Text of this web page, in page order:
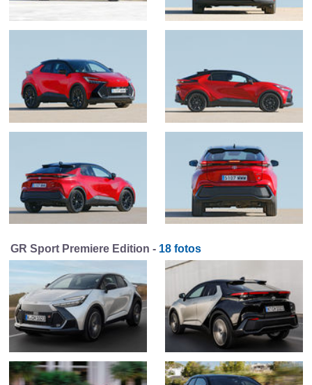
GR Sport Premiere Edition - 18 fotos